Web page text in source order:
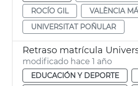
ROCÍO GIL
VALÈNCIA
UNIVERSITAT POÑULAR
modificado hace 1 año
EDUCACIÓN Y DEPORTE